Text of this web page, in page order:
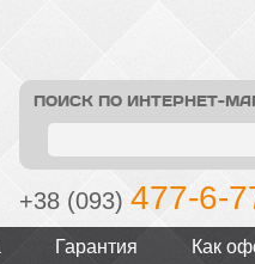
ПОИСК ПО ИНТЕРНЕТ-
+38 (093)477-6-
Гарантия Как